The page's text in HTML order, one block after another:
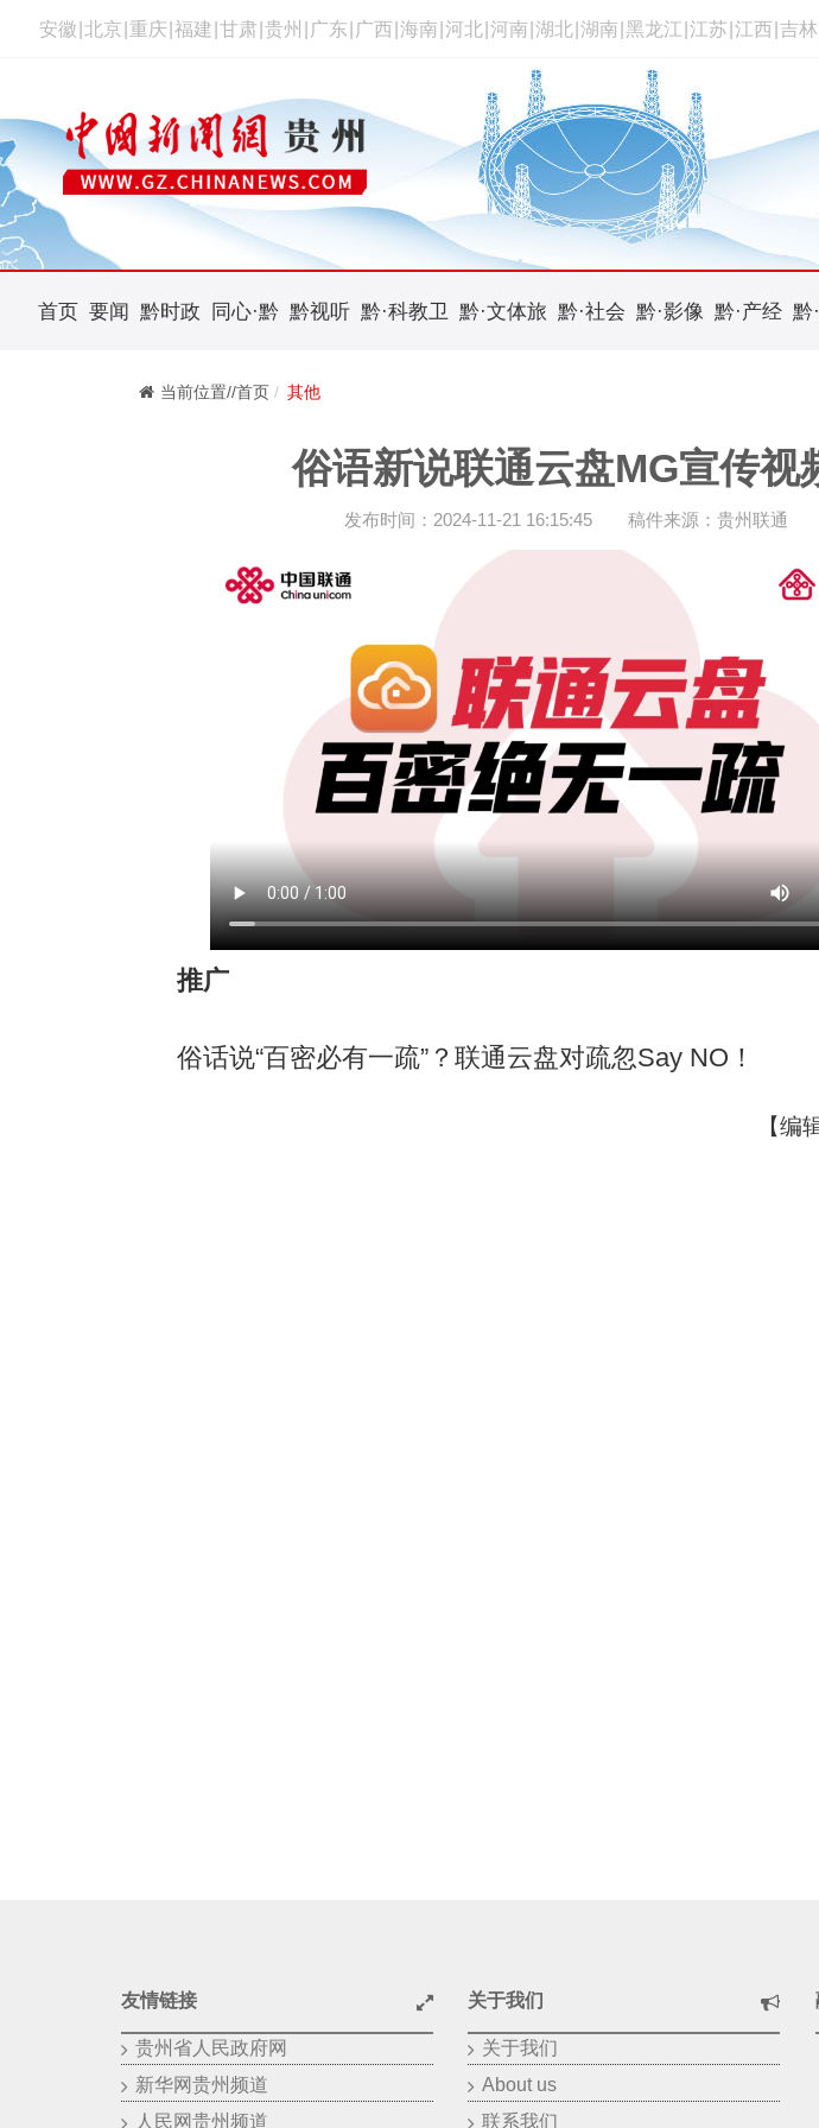
安徽 北京 重庆 福建 甘肃 贵州 广东 广西 海南 河北 河南 湖北 湖南 黑龙江 江苏 江西 吉林
首页 要闻 黔时政 同心·黔 黔视听 黔·科教卫 黔·文体旅 黔·社会 黔·影像 黔·产经 黔
当前位置//首页 其他
俗语新说联通云盘MG宣传视
发布时间：2024-11-21 16:15:45 稿件来源：贵州联通
推广
俗话说“百密必有一疏”？联通云盘对疏忽Say NO！
【编
友情链接
贵州省人民政府网
新华网贵州频道
人民网贵州频道
关于我们
关于我们
About us
联系我们